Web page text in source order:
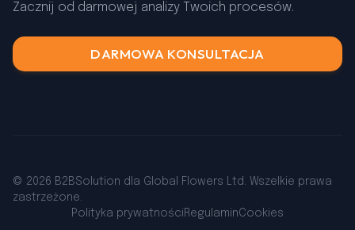
Zacznij od darmowej analizy Twoich procesów.
DARMOWA KONSULTACJA
© 2026 B2BSolution dla Global Flowers Ltd. Wszelkie prawa
zastrzeżone.
Polityka prywatności RegulaminCookies